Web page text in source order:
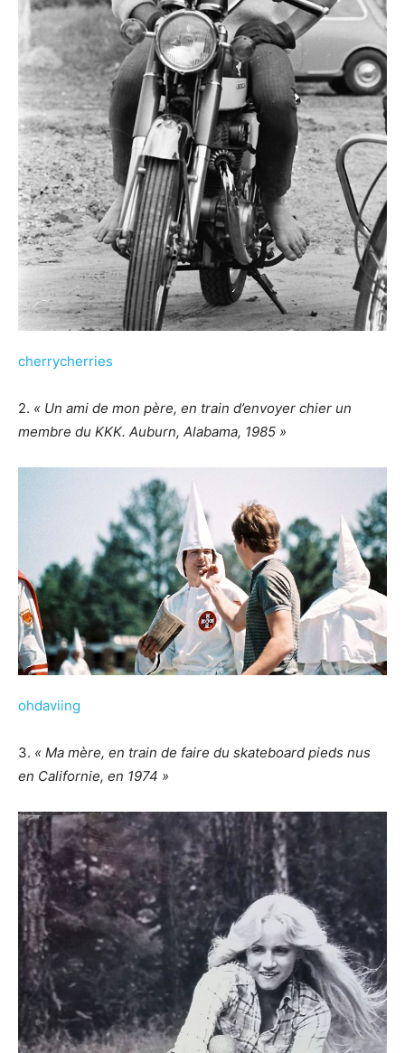
cherrycherries
2. « Un ami de mon père, en train d’envoyer chier un
membre du KKK. Auburn, Alabama, 1985 »
ohdaviing
3. « Ma mère, en train de faire du skateboard pieds nus
en Californie, en 1974 »